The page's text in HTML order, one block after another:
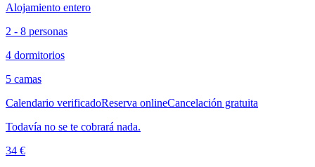
Alojamiento entero
2 - 8 personas
4 dormitorios
5 camas
Calendario verificadoReserva onlineCancelación gratuita
Todavía no se te cobrará nada.
34 €